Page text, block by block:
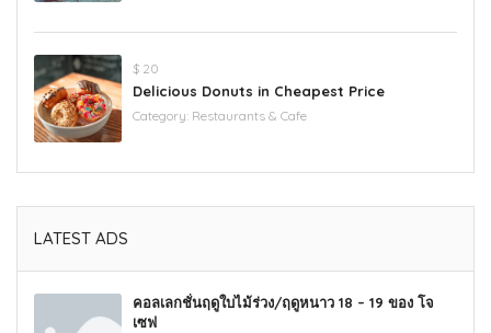
$ 20
Delicious Donuts in Cheapest Price
Category: Restaurants & Cafe
LATEST ADS
คอลเลกชั่นฤดูใบไม้ร่วง/ฤดูหนาว 18 – 19 ของ โจ
เซฟ